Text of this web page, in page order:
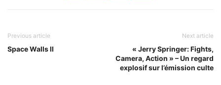
Previous article
Space Walls II
Next article
« Jerry Springer: Fights,
Camera, Action » – Un regard
explosif sur l’émission culte